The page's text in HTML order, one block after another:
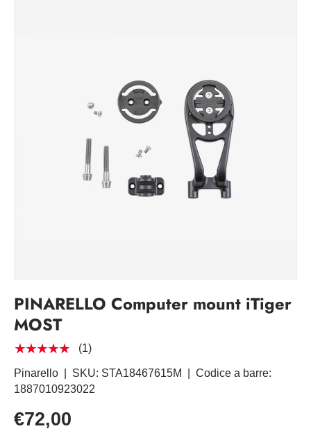
PINARELLO Computer mount iTiger
MOST
★★★★★ (1)
Pinarello SKU: STA18467615M
Codice a barre:
1887010923022
€72,00